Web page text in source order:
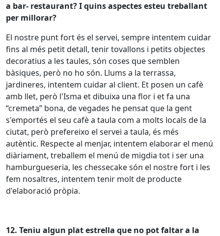
a bar- restaurant? Iquinsaspectesesteu treballant
per millorar?
El nostre puntfort és el servei, sempre intentem cuidar
fins al més petitdetall, tenirtovallons i petits objectes
decoratius a les taules, són coses que semblen
bàsiques, però no ho són. Llums a la terrassa,
jardineres, intentem cuidar al client. Et posen un cafè
amb llet, però l'Isma etdibuixa una flor i et fa una
“cremeta” bona, devegades he pensatque la gent
s'emportés el seu cafèa taula com a molts locals de la
ciutat, però prefereixo el servei a taula, és més
autèntic. Respecte al menjar, intentem elaborar el menú
diàriament, treballem el menú de migdia tot i ser una
hamburgueseria, les chessecakesón el nostrefort i les
fem nosaltres, intentem tenir moltde producte
d'elaboració pròpia.
12. Teniu algun platestrella que no potfaltar a la